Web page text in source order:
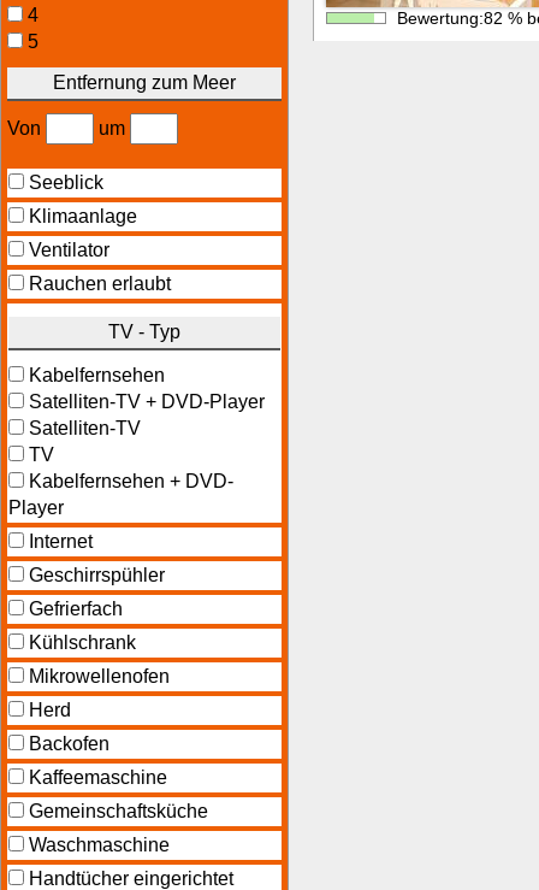
4
5
Entfernung zum Meer
Von um
Seeblick
Klimaanlage
Ventilator
Rauchen erlaubt
TV - Typ
Kabelfernsehen
Satelliten-TV + DVD-Player
Satelliten-TV
TV
Kabelfernsehen + DVD-
Player
Internet
Geschirrspühler
Gefrierfach
Kühlschrank
Mikrowellenofen
Herd
Backofen
Kaffeemaschine
Gemeinschaftsküche
Waschmaschine
Handtücher eingerichtet
Bewertung:82 %